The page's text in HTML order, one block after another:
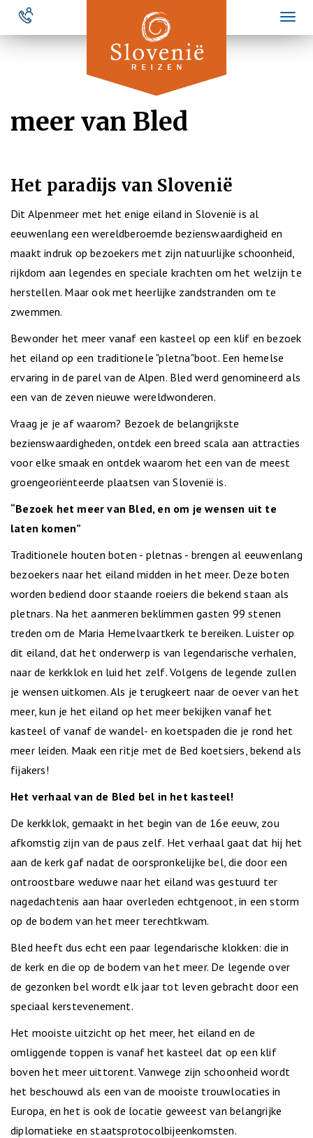
Overslaan
naar
meer van Bled
Het paradijs van Slovenië
Dit Alpenmeer met het enige eiland in Slovenië is al
eeuwenlang een wereldberoemde bezienswaardigheid en
maakt indruk op bezoekers met zijn natuurlijke schoonheid,
rijkdom aan legendes en speciale krachten om het welzijn te
herstellen. Maar ook met heerlijke zandstranden om te
zwemmen.
Bewonder het meer vanaf een kasteel op een klif en bezoek
het eiland op een traditionele "pletna"boot. Een hemelse
ervaring in de parel van de Alpen. Bled werd genomineerd als
een van de zeven nieuwe wereldwonderen.
Vraag je je af waarom? Bezoek de belangrijkste
bezienswaardigheden, ontdek een breed scala aan attracties
voor elke smaak en ontdek waarom het een van de meest
groengeoriënteerde plaatsen van Slovenië is.
“Bezoek het meer van Bled, en om je wensen uit te
laten komen”
Traditionele houten boten - pletnas - brengen al eeuwenlang
bezoekers naar het eiland midden in het meer. Deze boten
worden bediend door staande roeiers die bekend staan ​​als
pletnars. Na het aanmeren beklimmen gasten 99 stenen
treden om de Maria Hemelvaartkerk te bereiken. Luister op
dit eiland, dat het onderwerp is van legendarische verhalen,
naar de kerkklok en luid het zelf. Volgens de legende zullen
je wensen uitkomen. Als je terugkeert naar de oever van het
meer, kun je het eiland op het meer bekijken vanaf het
kasteel of vanaf de wandel- en koetspaden die je rond het
meer leiden. Maak een ritje met de Bed koetsiers, bekend als
fijakers!
Het verhaal van de Bled bel in het kasteel!
De kerkklok, gemaakt in het begin van de 16e eeuw, zou
afkomstig zijn van de paus zelf. Het verhaal gaat dat hij het
aan de kerk gaf nadat de oorspronkelijke bel, die door een
ontroostbare weduwe naar het eiland was gestuurd ter
nagedachtenis aan haar overleden echtgenoot, in een storm
op de bodem van het meer terechtkwam.
Bled heeft dus echt een paar legendarische klokken: die in
de kerk en die op de bodem van het meer. De legende over
de gezonken bel wordt elk jaar tot leven gebracht door een
speciaal kerstevenement.
Het mooiste uitzicht op het meer, het eiland en de
omliggende toppen is vanaf het kasteel dat op een klif
boven het meer uittorent. Vanwege zijn schoonheid wordt
het beschouwd als een van de mooiste trouwlocaties in
Europa, en het is ook de locatie geweest van belangrijke
diplomatieke en staatsprotocolbijeenkomsten.